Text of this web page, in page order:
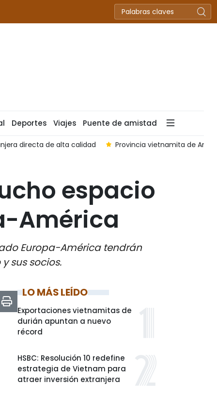
Deportes Viajes Puente de amistad
directa de alta calidad Provincia vietnamita de An
espacio
América
Europa-América tendrán
sus socios.
LO MÁS LEÍDO
Exportaciones vietnamitas de
durián apuntan a nuevo
récord
HSBC: Resolución 10 redefine
estrategia de Vietnam para
atraer inversión extranjera